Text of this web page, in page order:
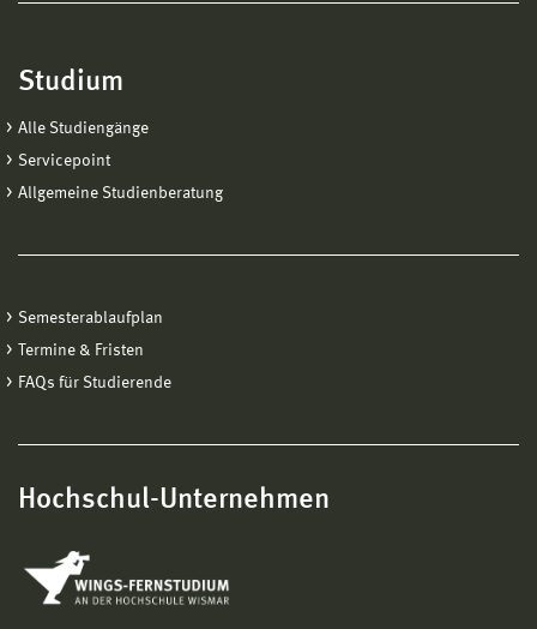
Studium
Alle Studiengänge
Servicepoint
Allgemeine Studienberatung
Semesterablaufplan
Termine & Fristen
FAQs für Studierende
Hochschul-Unternehmen